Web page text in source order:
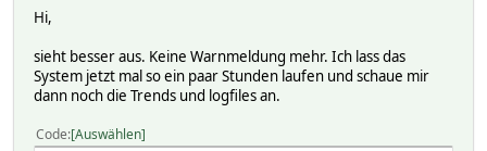
setuuid: Please define flTemperatur1 first
setuuid: Please define flLuftfeuchtRaum2 first
Cannot load module OWDevice
setuuid: Please define flTemperatur2 first
setuuid: Please define klLuftfeuchtRaum1 first
Hi,
sieht besser aus. Keine Warnmeldung mehr. Ich lass das
System jetzt mal so ein paar Stunden laufen und schaue mir
dann noch die Trends und logfiles an.
Code Auswählen